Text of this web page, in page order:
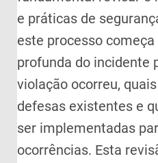
e práticas de
este processo
profunda do incidente
violação ocorreu,
defesas existentes e
ser implementadas
ocorrências. Esta